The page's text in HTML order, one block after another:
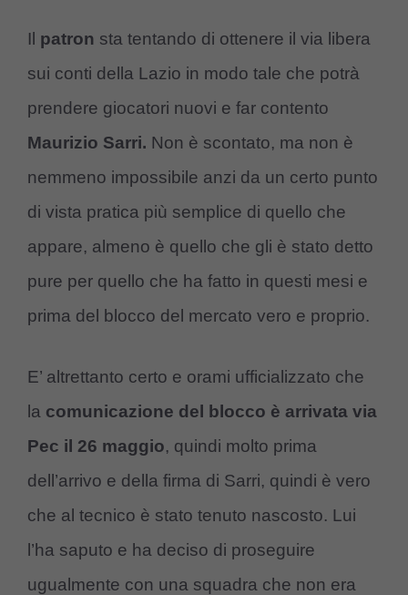
Il patron sta tentando di ottenere il via libera
sui conti della Lazio in modo tale che potrà
prendere giocatori nuovi e far contento
Maurizio Sarri. Non è scontato, ma non è
nemmeno impossibile anzi da un certo punto
di vista pratica più semplice di quello che
appare, almeno è quello che gli è stato detto
pure per quello che ha fatto in questi mesi e
prima del blocco del mercato vero e proprio.
E’ altrettanto certo e orami ufficializzato che
la comunicazione del blocco è arrivata via
Pec il 26 maggio, quindi molto prima
dell’arrivo e della firma di Sarri, quindi è vero
che al tecnico è stato tenuto nascosto. Lui
l’ha saputo e ha deciso di proseguire
ugualmente con una squadra che non era